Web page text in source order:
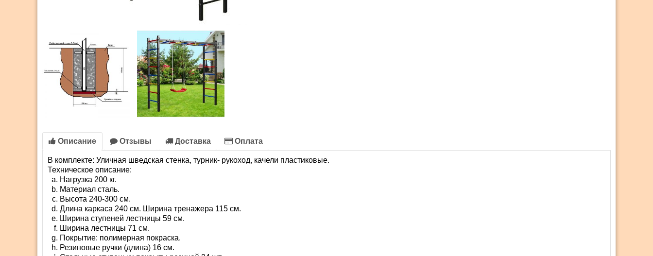
Описание Отзывы Доставка Оплата
В комплекте: Уличная шведская стенка, турник- рукоход, качели пластиковые.
Техническое описание:
Нагрузка 200 кг.
Материал сталь.
Высота 240-300 см.
Длина каркаса 240 см. Ширина тренажера 115 см.
Ширина ступеней лестницы 59 см.
Ширина лестницы 71 см.
Покрытие: полимерная покраска.
Резиновые ручки (длина) 16 см.